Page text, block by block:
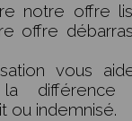
notre offre
offre
vous
la différence
ou indemnisé.